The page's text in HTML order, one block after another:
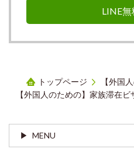
LINE
トップページ
【外国
【外国人のための】家族滞在
MENU